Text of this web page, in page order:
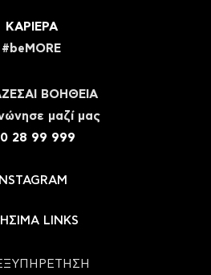
ΚΑΡΙΕΡΑ
#beMORE
ΒΟΗΘΕΙΑ
μαζί μας
28 99 999
INSTAGRAM
LINKS